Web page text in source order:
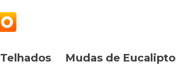
Telhados Mudas de Eucalipto